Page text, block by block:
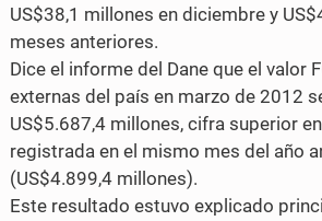
US$38,1 millones en diciembre y
meses anteriores.
Dice el informe del Dane que el valor
externas del país en marzo de 2012
US$5.687,4 millones, cifra superior
registrada en el mismo mes del año
(US$4.899,4 millones).
Este resultado estuvo explicado